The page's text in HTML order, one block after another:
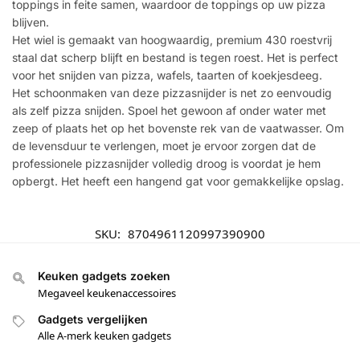
toppings in feite samen, waardoor de toppings op uw pizza
blijven.
Het wiel is gemaakt van hoogwaardig, premium 430 roestvrij
staal dat scherp blijft en bestand is tegen roest. Het is perfect
voor het snijden van pizza, wafels, taarten of koekjesdeeg.
Het schoonmaken van deze pizzasnijder is net zo eenvoudig
als zelf pizza snijden. Spoel het gewoon af onder water met
zeep of plaats het op het bovenste rek van de vaatwasser. Om
de levensduur te verlengen, moet je ervoor zorgen dat de
professionele pizzasnijder volledig droog is voordat je hem
opbergt. Het heeft een hangend gat voor gemakkelijke opslag.
SKU: 8704961120997390900
Keuken gadgets zoeken
Megaveel keukenaccessoires
Gadgets vergelijken
Alle A-merk keuken gadgets